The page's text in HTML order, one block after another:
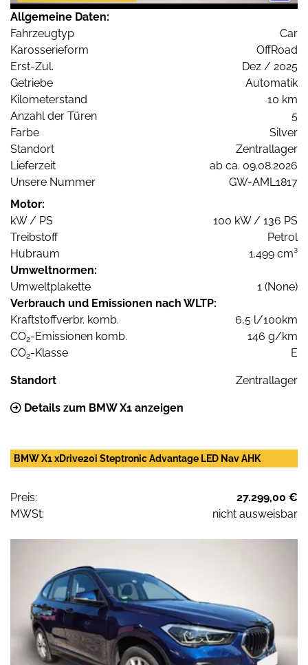
Allgemeine Daten:
Fahrzeugtyp
Car
Karosserieform
OffRoad
Erst-Zul.
Dez / 2025
Getriebe
Automatik
Kilometerstand
10 km
Anzahl der Türen
5
Farbe
Silver
Standort
Zentrallager
Lieferzeit
ab ca. 09.08.2026
Unsere Nummer
GW-AML1817
Motor:
kW / PS
100 kW / 136 PS
Treibstoff
Petrol
Hubraum
1.499 cm³
Umweltnormen:
Umweltplakette
1 (None)
Verbrauch und Emissionen nach WLTP:
Kraftstoffverbr. komb.
6,5 l/100km
CO2-Emissionen komb.
146 g/km
CO2-Klasse E
Standort Zentrallager
Details zum BMW X1 anzeigen
BMW X1 xDrive20i Steptronic Advantage LED Nav AHK
Preis:
27.299,00 €
MWSt:
nicht ausweisbar